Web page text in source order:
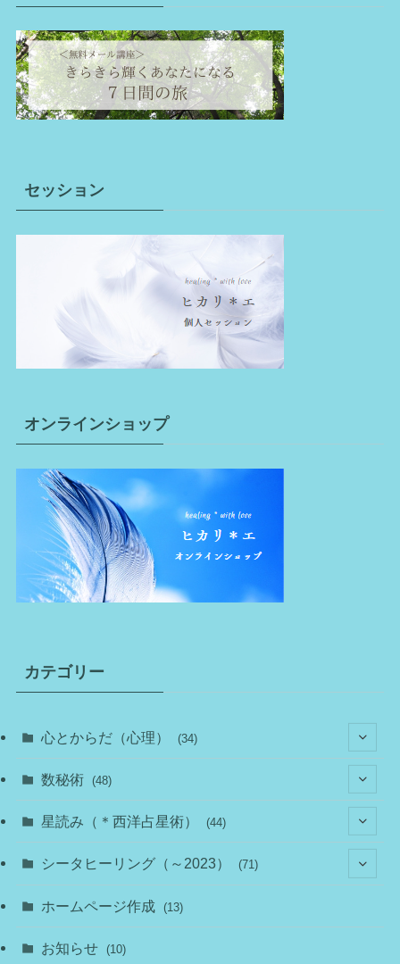
セッション
オンラインショップ
カテゴリー
心とからだ（心理） (34)
(1)
(22)
(7)
(7)
数秘術 (48)
(11)
(10)
星読み（＊西洋占星術） (44)
(11)
(8)
シータヒーリング（～2023） (71)
(14)
ホームページ作成 (13)
お知らせ (10)